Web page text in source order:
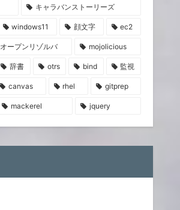
キャラバンストーリーズ
windows11 顔文字 ec2
オープンリゾルバ mojolicious
辞書 otrs bind 監視
canvas rhel gitprep
mackerel jquery